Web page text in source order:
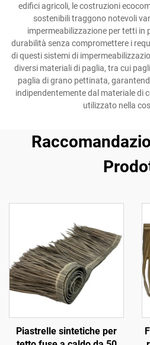
edifici agricoli, le costruzioni
sostenibili traggono notevoli
impermeabilizzazione per tetti in
durabilità senza compromettere i
di questi sistemi di
diversi materiali di paglia, tra cui
paglia di grano pettinata,
indipendentemente dal materiale di
utilizzato nella
Piastrelle sintetiche per